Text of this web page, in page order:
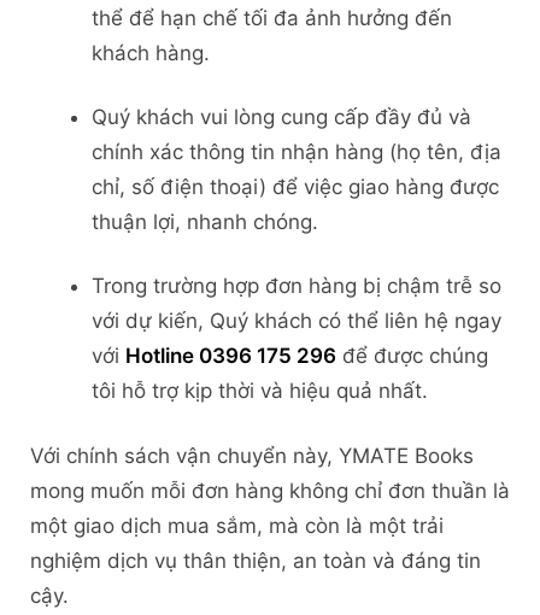
thể để hạn chế tối đa ảnh hưởng đến
khách hàng.
Quý khách vui lòng cung cấp đầy đủ và
chính xác thông tin nhận hàng (họ tên, địa
chỉ, số điện thoại) để việc giao hàng được
thuận lợi, nhanh chóng.
Trong trường hợp đơn hàng bị chậm trễ so
với dự kiến, Quý khách có thể liên hệ ngay
với Hotline 0396 175 296 để được chúng
tôi hỗ trợ kịp thời và hiệu quả nhất.
Với chính sách vận chuyển này, YMATE Books
mong muốn mỗi đơn hàng không chỉ đơn thuần là
một giao dịch mua sắm, mà còn là một trải
nghiệm dịch vụ thân thiện, an toàn và đáng tin
cậy.